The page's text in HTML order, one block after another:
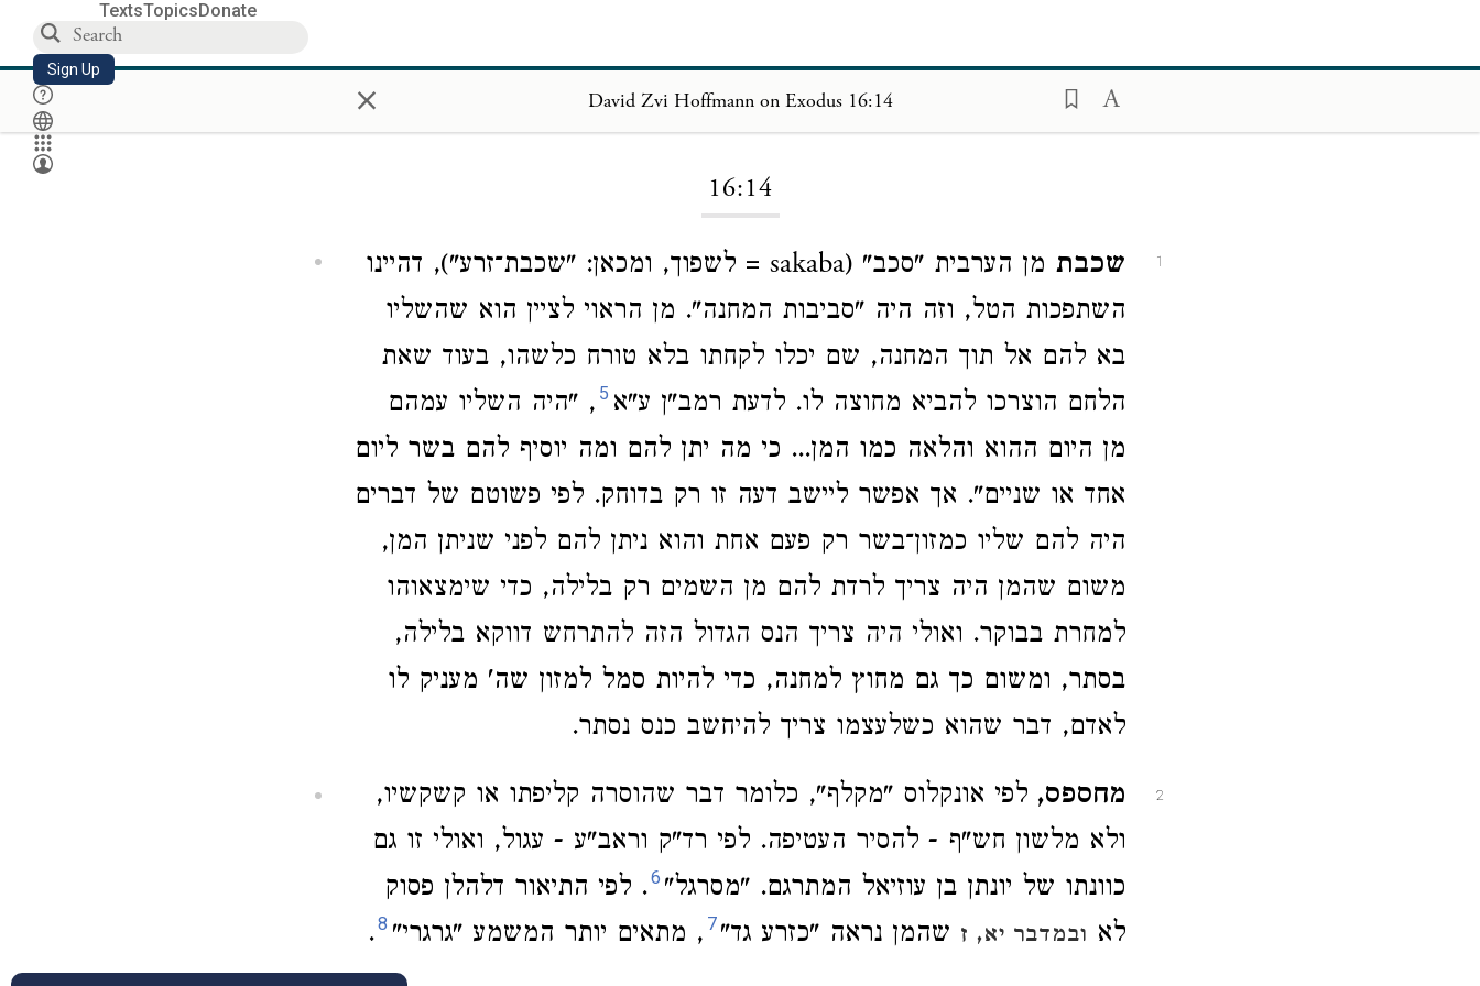
TextsTopicsDonate
Sign Up × David Zvi Hoffmann on Exodus 16:14
16:14
1 שכבת
מן הערבית "סכב" (sakaba = לשפוך, ומכאן: "שכבת־זרע"), דהיינו
השתפכות הטל, וזה היה "סביבות המחנה". מן הראוי לציין הוא שהשליו
בא להם אל תוך המחנה, שם יכלו לקחתו בלא טורח כלשהו, בעוד שאת
הלחם הוצרכו להביא מחוצה לו. לדעת רמב"ן ע"א 5 , "היה השליו עמהם
מן היום ההוא והלאה כמו המן... כי מה יתן להם ומה יוסיף להם בשר ליום
אחד או שניים". אך אפשר ליישב דעה זו רק בדוחק. לפי פשוטם של דברים
היה להם שליו כמזון־בשר רק פעם אחת והוא ניתן להם לפני שניתן המן,
משום שהמן היה צריך לרדת להם מן השמים רק בלילה, כדי שימצאוהו
למחרת בבוקר. ואולי היה צריך הנס הגדול הזה להתרחש דווקא בלילה,
בסתר, ומשום כך גם מחוץ למחנה, כדי להיות סמל למזון שה' מעניק לו
לאדם, דבר שהוא כשלעצמו צריך להיחשב כנס נסתר.
2 מחספס, לפי אונקלוס "מקלף", כלומר דבר שהוסרה קליפתו או קשקשיו,
ולא מלשון חש"ף - להסיר העטיפה. לפי רד"ק וראב"ע - עגול, ואולי זו גם
כוונתו של יונתן בן עוזיאל המתרגם. "מסרגל" 6. לפי התיאור דלהלן פסוק
לא ובמדבר יא, ז שהמן נראה "כזרע גד"7 , מתאים יותר המשמע "גרגרי" 8
.